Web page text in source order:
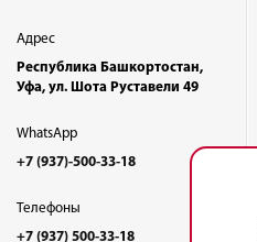
Адрес
Республика Башкортостан,
Уфа, ул. Шота Руставели 49
WhatsApp
+7 (937)-500-33-18
Телефоны
+7 (937) 500-33-18